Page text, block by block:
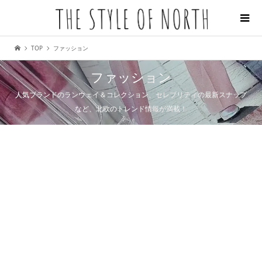
TOP ファッション
ファッション
人気ブランドのランウェイ＆コレクション、セレブリティの最新スナップ
など、北欧のトレンド情報が満載！